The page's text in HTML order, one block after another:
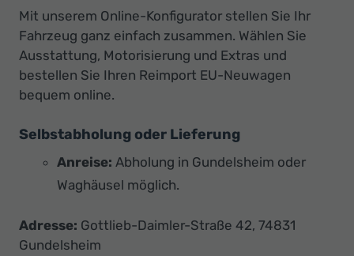
Mit unserem Online-Konfigurator stellen Sie Ihr
Fahrzeug ganz einfach zusammen. Wählen Sie
Ausstattung, Motorisierung und Extras und
bestellen Sie Ihren Reimport EU-Neuwagen
bequem online.
Selbstabholung oder Lieferung
Anreise: Abholung in Gundelsheim oder
Waghäusel möglich.
Adresse: Gottlieb-Daimler-Straße 42, 74831
Gundelsheim